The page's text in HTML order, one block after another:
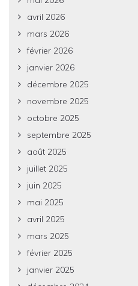
avril 2026
mars 2026
février 2026
janvier 2026
décembre 2025
novembre 2025
octobre 2025
septembre 2025
août 2025
juillet 2025
juin 2025
mai 2025
avril 2025
mars 2025
février 2025
janvier 2025